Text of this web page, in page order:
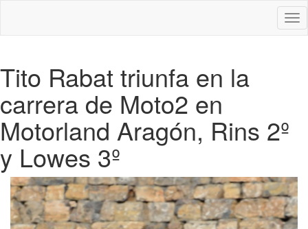
Tito Rabat triunfa en la
carrera de Moto2 en
Motorland Aragón, Rins 2º
y Lowes 3º